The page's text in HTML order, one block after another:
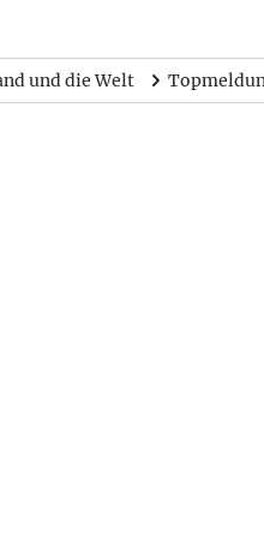
und die Welt